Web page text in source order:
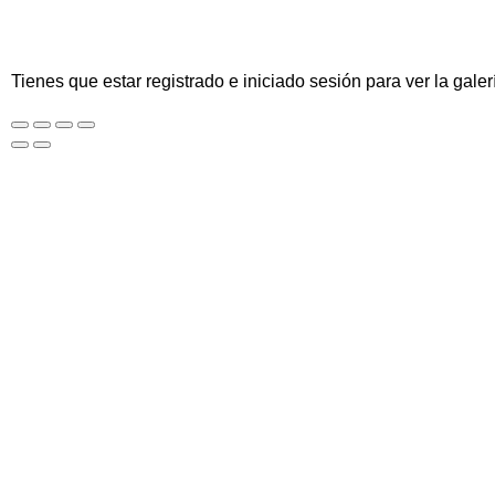
Tienes que estar registrado e iniciado sesión para ver la